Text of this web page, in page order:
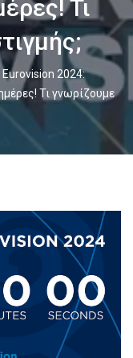
Τι
2024:
Τι γνωρίζουμε